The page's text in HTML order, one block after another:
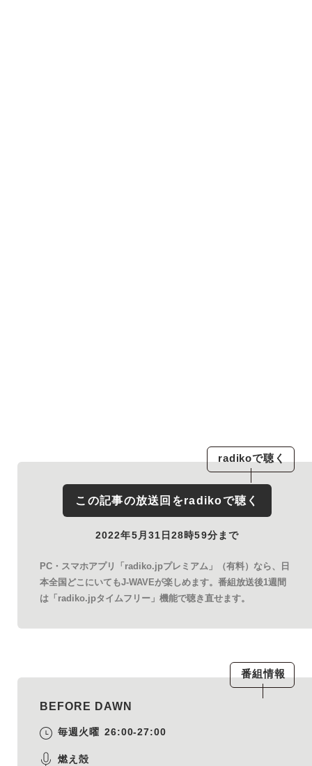
radikoで聴く
この記事の放送回をradikoで聴く
2022年5月31日28時59分まで
PC・スマホアプリ「radiko.jpプレミアム」（有料）なら、日
本全国どこにいてもJ-WAVEが楽しめます。番組放送後1週間
は「radiko.jpタイムフリー」機能で聴き直せます。
番組情報
BEFORE DAWN
毎週火曜 26:00-27:00
燃え殻